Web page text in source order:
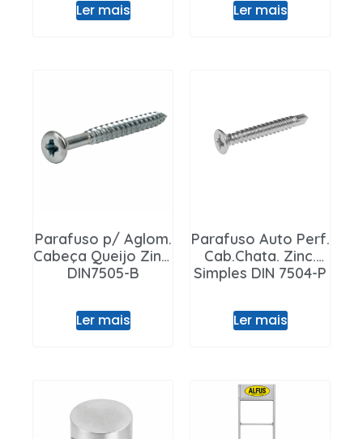
Ler mais Ler mais
Parafuso p/ Aglom.
Cabeça Queijo Zinc.
DIN7505-B
Ler mais
Parafuso Auto Perf.
Cab.Chata. Zinc.
Simples DIN 7504-P
Ler mais